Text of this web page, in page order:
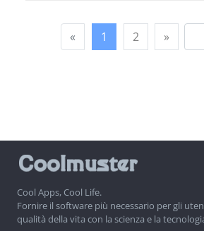
« 1 2 »
Cool Apps, Cool Life.
Fornire il software più necessario per gli
qualità della vita con la scienza e la